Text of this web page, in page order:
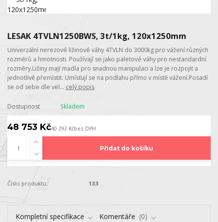
LESAK 4TVLN1250BWS, 3t/1kg, 120x1250mm
Univerzální nerezové ližinové váhy 4TVLN do 3000kg pro vážení různých
rozměrů a hmotnosti. Používají se jako paletové váhy pro nestandardní
rozměry.Ližiny mají madla pro snadnou manipulaci a lze je rozpojit a
jednotlivě přemístit. Umísťují se na podlahu přímo v místě vážení.Posadí
se od sebe dle vel... celý popis
Dostupnost Skladem
48 753 Kč40 292 Kčbez DPH
Přidat do košíku
Číslo produktu: 133
Kompletní specifikace Komentáře 0